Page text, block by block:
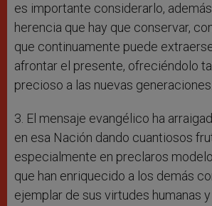
es importante considerarlo,
herencia que hay que conservar,
que continuamente puede
afrontar el presente, ofreciéndolo
precioso a las nuevas generaciones.
3. El mensaje evangélico ha
en esa Nación dando cuantiosos
especialmente en preclaros
que han enriquecido a los demás
ejemplar de sus virtudes humanas